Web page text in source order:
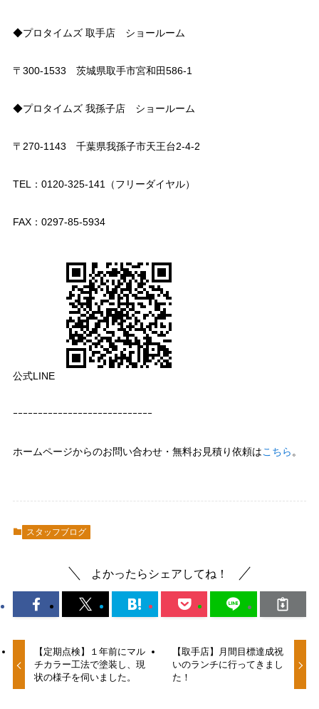
◆プロタイムズ 取手店 ショールーム
〒300-1533 茨城県取手市宮和田586-1
◆プロタイムズ 我孫子店 ショールーム
〒270-1143 千葉県我孫子市天王台2-4-2
TEL：0120-325-141（フリーダイヤル）
FAX：0297-85-5934
公式LINE
ｰｰｰｰｰｰｰｰｰｰｰｰｰｰｰｰｰｰｰｰｰｰｰｰｰｰｰｰ
ホームページからのお問い合わせ・無料お見積り依頼はこちら。
スタッフブログ
よかったらシェアしてね！
【定期点検】１年前にマル
チカラー工法で塗装し、現
状の様子を伺いました。
【取手店】月間目標達成祝
いのランチに行ってきまし
た！